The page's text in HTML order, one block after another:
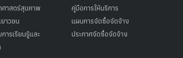
ศาสตร์สุขภาพ
าวชน
ารเรียนรู้และ
คู่มือการให้บริการ
แผนการจัดซื้อจัดจ้าง
ประกาศจัดซื้อจัดจ้าง